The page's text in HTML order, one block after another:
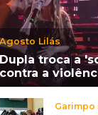
Agosto Lilás
Dupla troca a
a